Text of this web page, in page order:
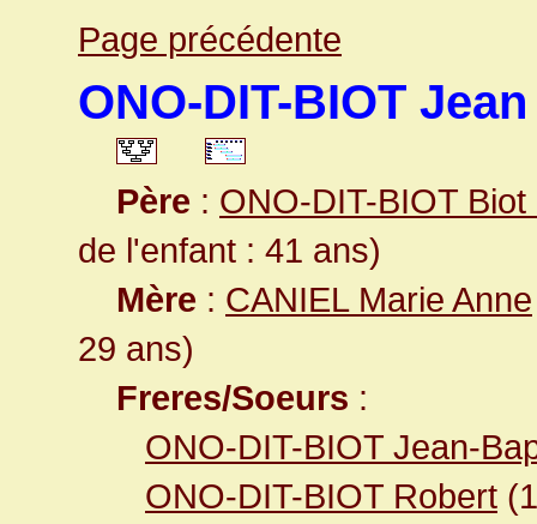
Page précédente
ONO-DIT-BIOT
Père : ONO-DIT-BIOT Biot
de l'enfant : 41 ans)
Mère : CANIEL Marie Anne
29 ans)
Freres/Soeurs :
ONO-DIT-BIOT Jean-
ONO-DIT-BIOT Robert